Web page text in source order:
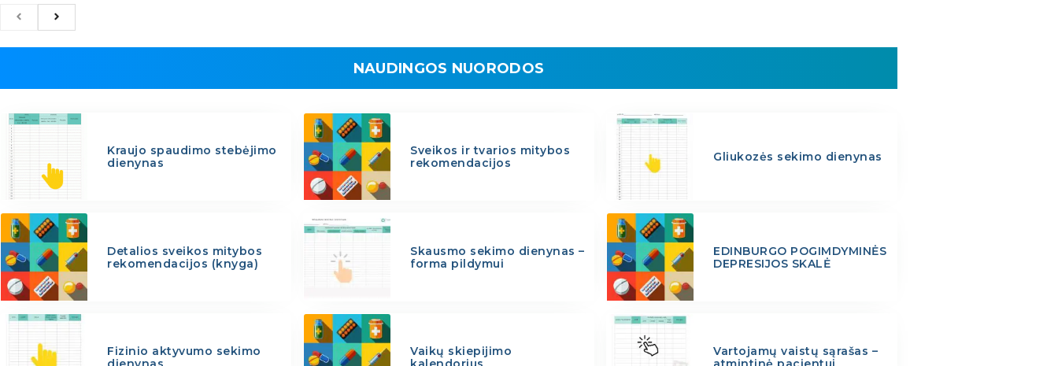
NAUDINGOS NUORODOS
Kraujo spaudimo stebėjimo
dienynas
Sveikos ir tvarios mitybos
rekomendacijos
Gliukozės sekimo dienynas
Detalios sveikos mitybos
rekomendacijos (knyga)
Skausmo sekimo dienynas –
forma pildymui
EDINBURGO POGIMDYMINĖS
DEPRESIJOS SKALĖ
Fizinio aktyvumo sekimo
Vaikų skiepijimo
Vartojamų vaistų sąrašas –